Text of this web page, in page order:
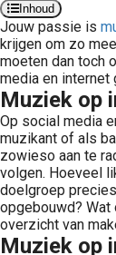
Inhoud
Jouw passie is
krijgen om zo
moeten dan toch
media en internet
Muziek op
Op social media
muzikant of als
zowieso aan te
volgen. Hoeveel
doelgroep
opgebouwd? Wat
overzicht van
Muziek op